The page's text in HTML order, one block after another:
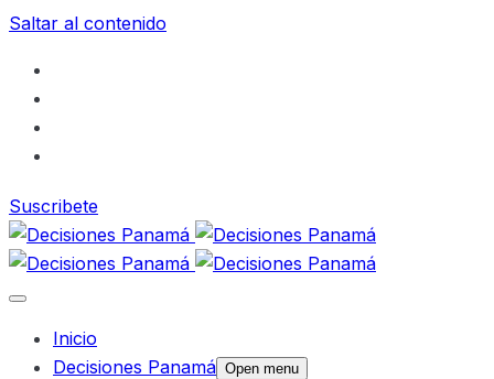
Saltar al contenido
Suscribete
Inicio
Decisiones Panamá Open menu